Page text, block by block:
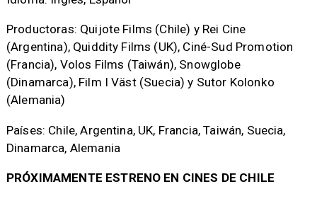
Productoras: Quijote Films (Chile) y Rei Cine
(Argentina), Quiddity Films (UK), Ciné-Sud Promotion
(Francia), Volos Films (Taiwán), Snowglobe
(Dinamarca), Film I Väst (Suecia) y Sutor Kolonko
(Alemania)
Países: Chile, Argentina, UK, Francia, Taiwán, Suecia,
Dinamarca, Alemania
PRÓXIMAMENTE ESTRENO EN CINES DE CHILE